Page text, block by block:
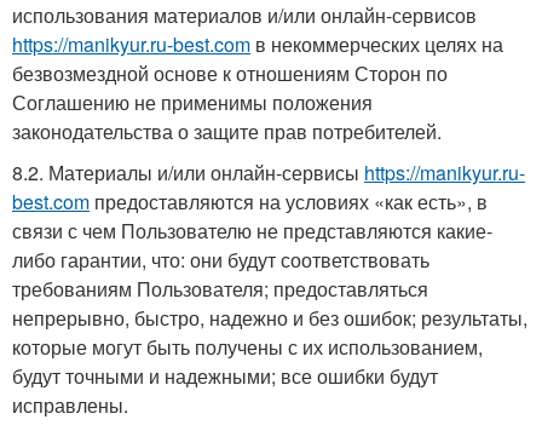
использования материалов и/или онлайн-сервисов
https://manikyur.ru-best.com в некоммерческих целях на
безвозмездной основе к отношениям Сторон по
Соглашению не применимы положения
законодательства о защите прав потребителей.
8.2. Материалы и/или онлайн-сервисы https://manikyur.ru-
best.com предоставляются на условиях «как есть», в
связи с чем Пользователю не представляются какие-
либо гарантии, что: они будут соответствовать
требованиям Пользователя; предоставляться
непрерывно, быстро, надежно и без ошибок; результаты,
которые могут быть получены с их использованием,
будут точными и надежными; все ошибки будут
исправлены.